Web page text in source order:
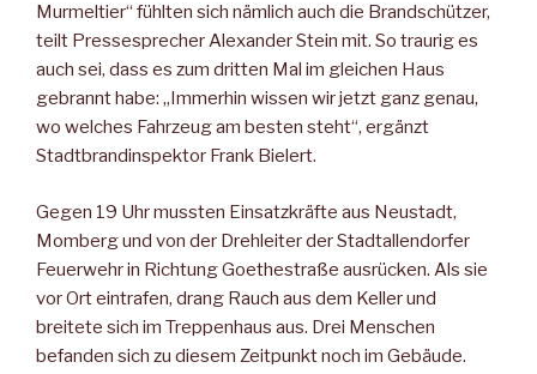
Murmeltier“ fühlten sich nämlich auch die Brandschützer,
teilt Pressesprecher Alexander Stein mit. So traurig es
auch sei, dass es zum dritten Mal im gleichen Haus
gebrannt habe: „Immerhin wissen wir jetzt ganz genau,
wo welches Fahrzeug am besten steht“, ergänzt
Stadtbrandinspektor Frank Bielert.
Gegen 19 Uhr mussten Einsatzkräfte aus Neustadt,
Momberg und von der Drehleiter der Stadtallendorfer
Feuerwehr in Richtung Goethestraße ausrücken. Als sie
vor Ort eintrafen, drang Rauch aus dem Keller und
breitete sich im Treppenhaus aus. Drei Menschen
befanden sich zu diesem Zeitpunkt noch im Gebäude.